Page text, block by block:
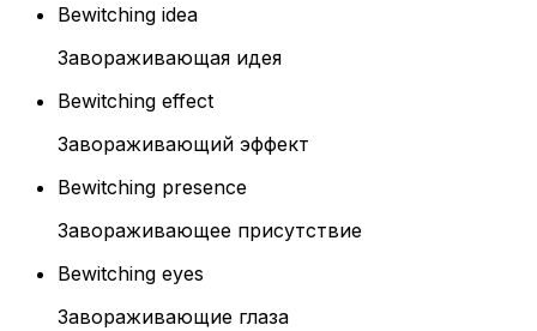
Bewitching idea
Завораживающая идея
Bewitching effect
Завораживающий эффект
Bewitching presence
Завораживающее присутствие
Bewitching eyes
Завораживающие глаза